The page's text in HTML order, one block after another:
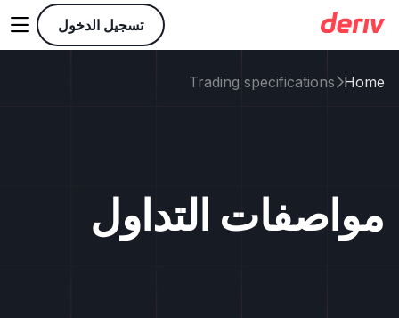
Home

Trading specifications
تسجيل الدخول 
مواصفات التداول